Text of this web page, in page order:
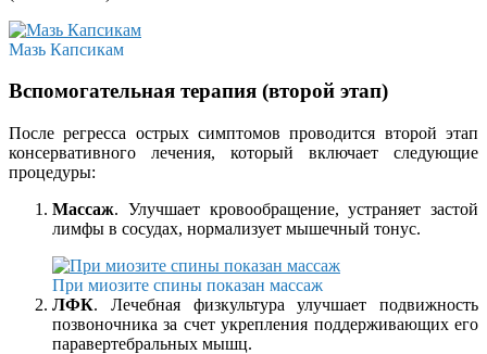
Мазь Капсикам
Вспомогательная терапия (второй этап)
После регресса острых симптомов проводится второй этап
консервативного лечения, который включает следующие
процедуры:
Массаж. Улучшает кровообращение, устраняет застой
лимфы в сосудах, нормализует мышечный тонус.
При миозите спины показан массаж
ЛФК. Лечебная физкультура улучшает подвижность
позвоночника за счет укрепления поддерживающих его
паравертебральных мышц.